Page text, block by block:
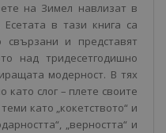
на Зимел навлизат в
в тази книга са
свързани и представят
над тридесетгодишно
модерност. В тях
слог – плете своите
като „кокетството“ и
„верността“ и